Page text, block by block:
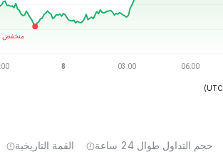
حجم التداول طوال 24 ساعة القمة التاريخية